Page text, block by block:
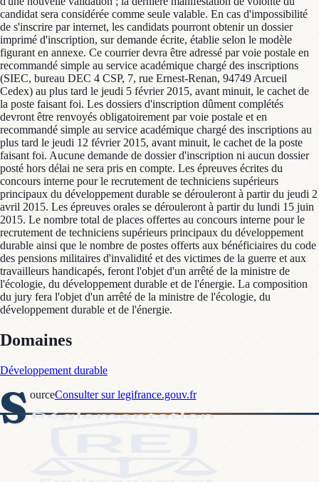
candidat sera considérée comme seule valable. En cas d'impossibilité
de s'inscrire par internet, les candidats pourront obtenir un dossier
imprimé d'inscription, sur demande écrite, établie selon le modèle
figurant en annexe. Ce courrier devra être adressé par voie postale en
recommandé simple au service académique chargé des inscriptions
(SIEC, bureau DEC 4 CSP, 7, rue Ernest-Renan, 94749 Arcueil
Cedex) au plus tard le jeudi 5 février 2015, avant minuit, le cachet de
la poste faisant foi. Les dossiers d'inscription dûment complétés
devront être renvoyés obligatoirement par voie postale et en
recommandé simple au service académique chargé des inscriptions au
plus tard le jeudi 12 février 2015, avant minuit, le cachet de la poste
faisant foi. Aucune demande de dossier d'inscription ni aucun dossier
posté hors délai ne sera pris en compte. Les épreuves écrites du
concours interne pour le recrutement de techniciens supérieurs
principaux du développement durable se dérouleront à partir du jeudi 2
avril 2015. Les épreuves orales se dérouleront à partir du lundi 15 juin
2015. Le nombre total de places offertes au concours interne pour le
recrutement de techniciens supérieurs principaux du développement
durable ainsi que le nombre de postes offerts aux bénéficiaires du code
des pensions militaires d'invalidité et des victimes de la guerre et aux
travailleurs handicapés, feront l'objet d'un arrêté de la ministre de
l'écologie, du développement durable et de l'énergie. La composition
du jury fera l'objet d'un arrêté de la ministre de l'écologie, du
développement durable et de l'énergie.
Domaines
Développement durable
S ourceConsulter sur legifrance.gouv.fr